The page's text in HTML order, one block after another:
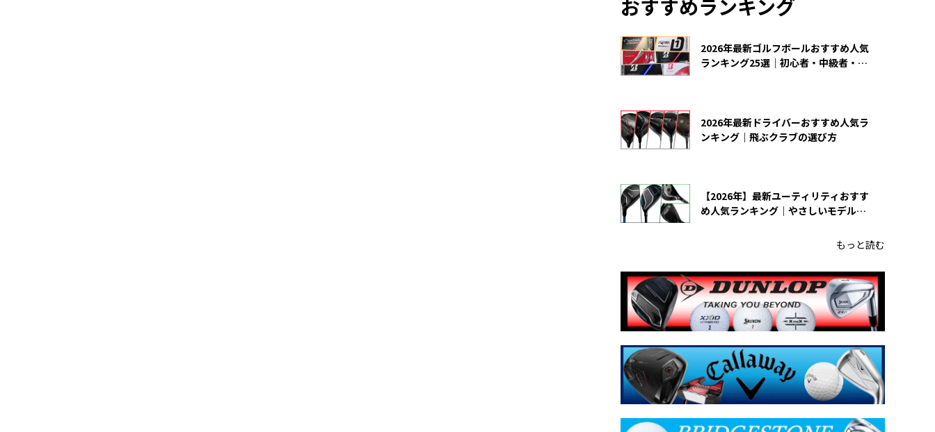
おすすめランキング
2026年最新ゴルフボールおすすめ人気
ランキング25選｜初心者・中級者・上
2026年最新ドライバーおすすめ人気ラ
ンキング｜飛ぶクラブの選び方
【2026年】最新ユーティリティおすす
め人気ランキング｜やさしいモデルの
もっと読む